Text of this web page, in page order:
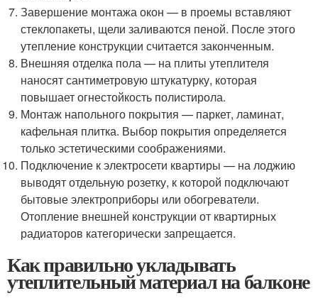
Завершение монтажа окон — в проемы вставляют
стеклопакеты, щели заливаются пеной. После этого
утепление конструкции считается законченным.
Внешняя отделка пола — на плиты утеплителя
наносят сантиметровую штукатурку, которая
повышает огнестойкость полистирола.
Монтаж напольного покрытия — паркет, ламинат,
кафельная плитка. Выбор покрытия определяется
только эстетическими соображениями.
Подключение к электросети квартиры — на лоджию
выводят отдельную розетку, к которой подключают
бытовые электроприборы или обогреватели.
Отопление внешней конструкции от квартирных
радиаторов категорически запрещается.
Как правильно укладывать
утеплительный материал на балконе